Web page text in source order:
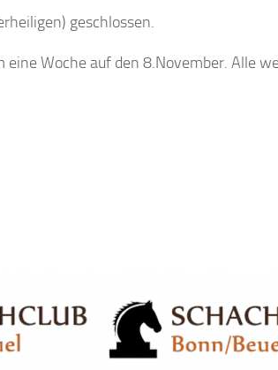
geschlossen.
Woche auf den 8.November. Alle